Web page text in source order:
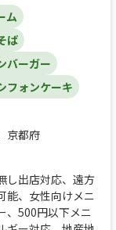
ム
ば
バーガー
フォンケーキ
京都府
し出店対応、 遠方
能、 女性向けメニ
、 500円以下メニ